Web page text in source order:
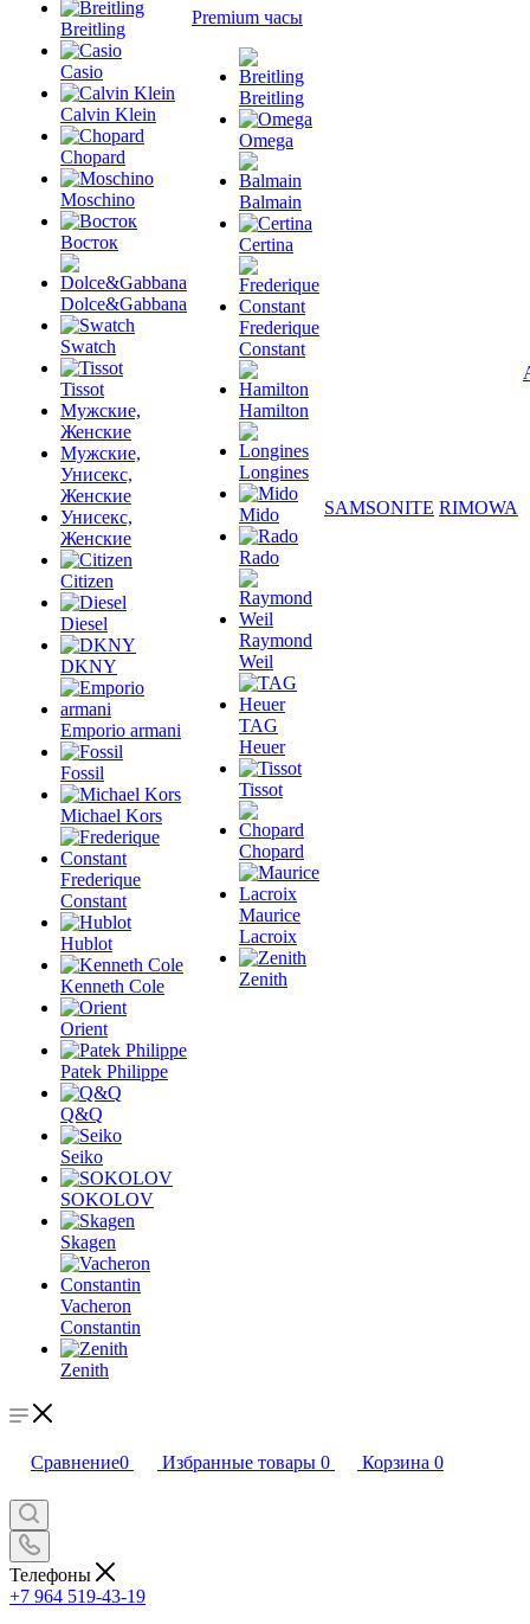
Breitling
Casio
Calvin Klein
Chopard
Moschino
Восток
Dolce&Gabbana
Swatch
Tissot
Мужские,
Женские
Мужские,
Унисекс,
Женские
Унисекс,
Женские
Citizen
Diesel
DKNY
Emporio armani
Fossil
Michael Kors
Frederique
Constant
Hublot
Kenneth Cole
Orient
Patek Philippe
Q&Q
Seiko
SOKOLOV
Skagen
Vacheron
Constantin
Zenith
Premium часы
Breitling
Omega
Balmain
Certina
Frederique
Constant
Hamilton
Longines
Mido
Rado
Raymond
Weil
TAG
Heuer
Tissot
Chopard
Maurice
Lacroix
Zenith
SAMSONITE RIMOWA
Сравнение0 Избранные товары 0 Корзина 0
Телефоны
+7 964 519-43-19